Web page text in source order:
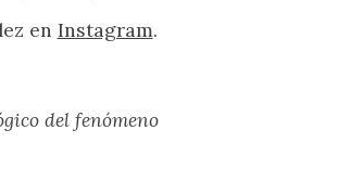
en Instagram.
del fenómeno